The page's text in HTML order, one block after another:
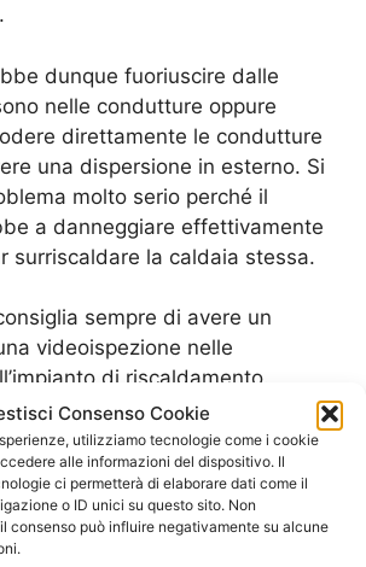
Consenso Cookie
utilizziamo tecnologie come i cookie
alle informazioni del dispositivo. Il
ci permetterà di elaborare dati come il
o ID unici su questo sito. Non
consenso può influire negativamente su alcune
dunque fuoriuscire dalle
nelle condutture oppure
direttamente le condutture
una dispersione in esterno. Si
molto serio perché il
a danneggiare effettivamente
surriscaldare la caldaia stessa.
sempre di avere un
videoispezione nelle
di riscaldamento.
si ha dunque la
i problemi che ci sono e
anche di proporre delle
a far funzionare, in modo
l’impianto di riscaldamento.